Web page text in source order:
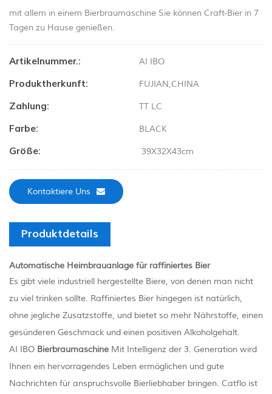
mit allem in einem Bierbraumaschine Sie können Craft-Bier in 7
Tagen zu Hause genießen.
Artikelnummer.: AI IBO
Produktherkunft: FUJIAN,CHINA
Zahlung: TT LC
Farbe: BLACK
Größe: 39X32X43cm
Kontaktiere Uns
Produktdetails
Automatische Heimbrauanlage für raffiniertes Bier
Es gibt viele industriell hergestellte Biere, von denen man nicht
zu viel trinken sollte. Raffiniertes Bier hingegen ist natürlich,
ohne jegliche Zusatzstoffe, und bietet so mehr Nährstoffe, einen
gesünderen Geschmack und einen positiven Alkoholgehalt.
AI IBO Bierbraumaschine Mit Intelligenz der 3. Generation wird
Ihnen ein hervorragendes Leben ermöglichen und gute
Nachrichten für anspruchsvolle Bierliebhaber bringen. Catflo ist